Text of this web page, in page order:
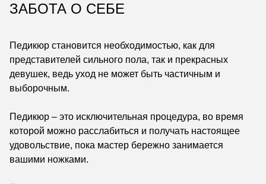
ЗАБОТА О СЕБЕ
Педикюр становится необходимостью, как для
представителей сильного пола, так и прекрасных
девушек, ведь уход не может быть частичным и
выборочным.
Педикюр – это исключительная процедура, во время
которой можно расслабиться и получать настоящее
удовольствие, пока мастер бережно занимается
вашими ножками.